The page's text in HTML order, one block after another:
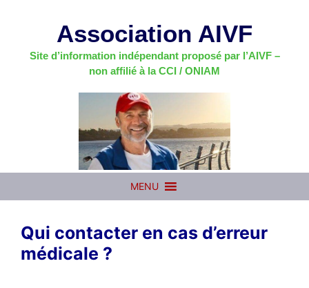
Association AIVF
Site d’information indépendant proposé par l’AIVF –
non affilié à la CCI / ONIAM
MENU
Qui contacter en cas d’erreur
médicale ?